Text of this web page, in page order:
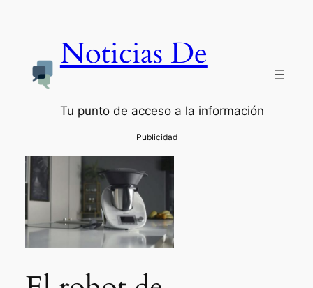
Noticias De
Tu punto de acceso a la información